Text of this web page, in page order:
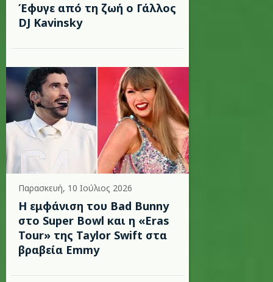
Έφυγε από τη ζωή ο Γάλλος
DJ Kavinsky
Παρασκευή, 10 Ιούλιος 2026
Η εμφάνιση του Bad Bunny
στο Super Bowl και η «Eras
Tour» της Taylor Swift στα
βραβεία Emmy